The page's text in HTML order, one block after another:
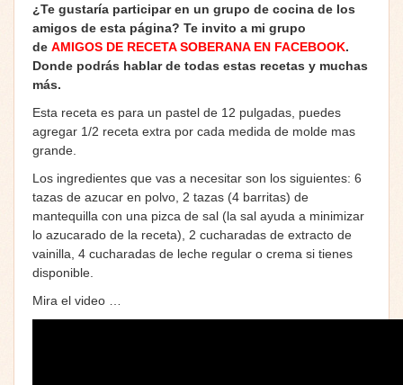
¿Te gustaría participar en un grupo de cocina de los
amigos de esta página? Te invito a mi grupo
de AMIGOS DE RECETA SOBERANA EN FACEBOOK.
Donde podrás hablar de todas estas recetas y muchas
más.
Esta receta es para un pastel de 12 pulgadas, puedes
agregar 1/2 receta extra por cada medida de molde mas
grande.
Los ingredientes que vas a necesitar son los siguientes: 6
tazas de azucar en polvo, 2 tazas (4 barritas) de
mantequilla con una pizca de sal (la sal ayuda a minimizar
lo azucarado de la receta), 2 cucharadas de extracto de
vainilla, 4 cucharadas de leche regular o crema si tienes
disponible.
Mira el video …